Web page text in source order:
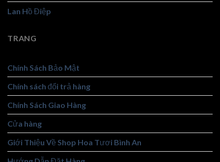
Lan Hồ Điệp
TRANG
Chính Sách Bảo Mật
Chính sách đổi trả hàng
Chính Sách Giao Hàng
Cửa hàng
Giới Thiệu Về Shop Hoa Tươi Bình An